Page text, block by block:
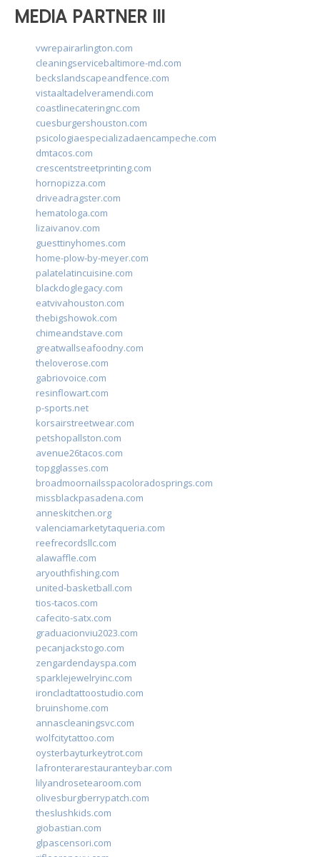
MEDIA PARTNER III
vwrepairarlington.com
cleaningservicebaltimore-md.com
beckslandscapeandfence.com
vistaaltadelveramendi.com
coastlinecateringnc.com
cuesburgershouston.com
psicologiaespecializadaencampeche.com
dmtacos.com
crescentstreetprinting.com
hornopizza.com
driveadragster.com
hematologa.com
lizaivanov.com
guesttinyhomes.com
home-plow-by-meyer.com
palatelatincuisine.com
blackdoglegacy.com
eatvivahouston.com
thebigshowok.com
chimeandstave.com
greatwallseafoodny.com
theloverose.com
gabriovoice.com
resinflowart.com
p-sports.net
korsairstreetwear.com
petshopallston.com
avenue26tacos.com
topgglasses.com
broadmoornailsspacoloradosprings.com
missblackpasadena.com
anneskitchen.org
valenciamarketytaqueria.com
reefrecordsllc.com
alawaffle.com
aryouthfishing.com
united-basketball.com
tios-tacos.com
cafecito-satx.com
graduacionviu2023.com
pecanjackstogo.com
zengardendayspa.com
sparklejewelryinc.com
ironcladtattoostudio.com
bruinshome.com
annascleaningsvc.com
wolfcitytattoo.com
oysterbayturkeytrot.com
lafronterarestauranteybar.com
lilyandrosetearoom.com
olivesburgberrypatch.com
theslushkids.com
giobastian.com
glpascensori.com